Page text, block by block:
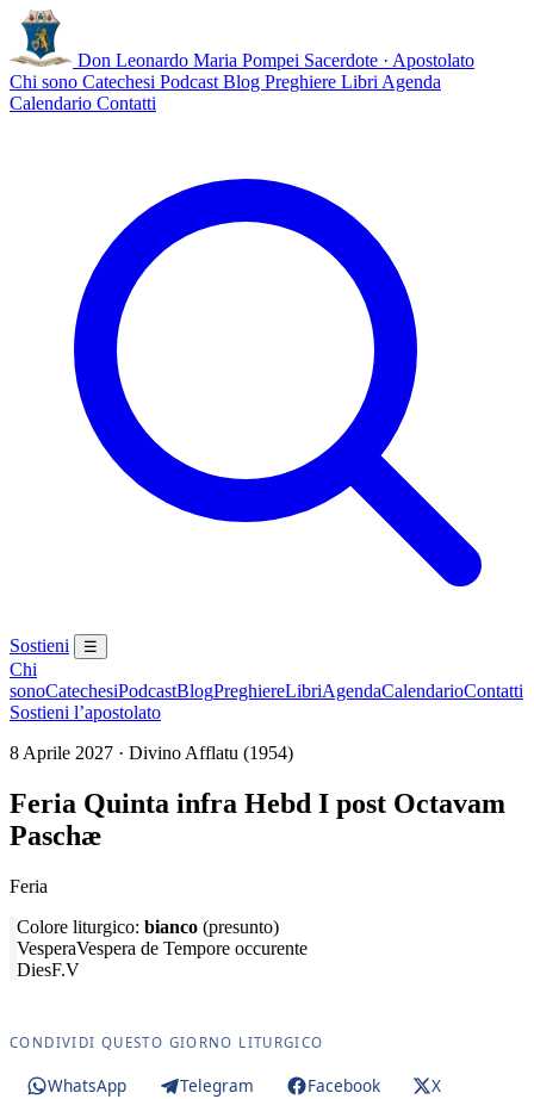
Don Leonardo Maria Pompei Sacerdote · Apostolato
Chi sono Catechesi Podcast Blog Preghiere Libri Agenda
Calendario Contatti
Sostieni ☰
Chi
sonoCatechesiPodcastBlogPreghiereLibriAgendaCalendarioContatti
Sostieni l’apostolato
8 Aprile 2027 · Divino Afflatu (1954)
Feria Quinta infra Hebd I post Octavam
Paschæ
Feria
Colore liturgico: bianco (presunto)
VesperaVespera de Tempore occurente
DiesF.V
CONDIVIDI QUESTO GIORNO LITURGICO
WhatsApp Telegram Facebook
X